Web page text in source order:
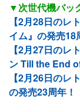
▼次世代機バッ
【2月28日のレ
イム』の発売18
【2月27日のレ
ン Till the End
【2月26日のレ
の発売23周年！